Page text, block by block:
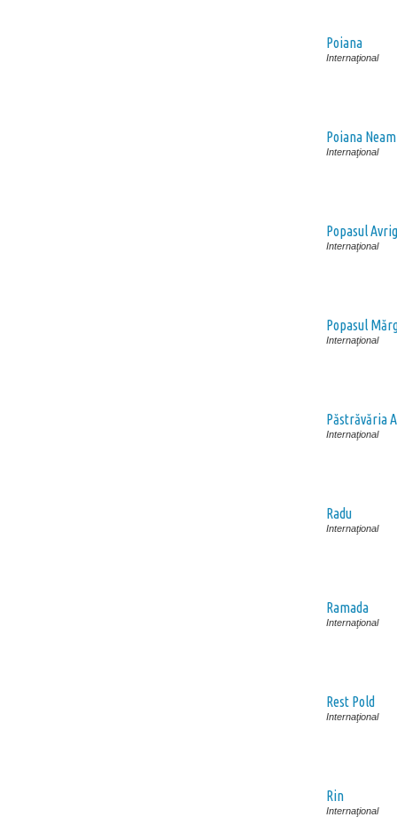
Poiana
Internaţional
Poiana
Internaţional
Popasul Avrig
Internaţional
Popasul
Internaţional
Păstrăvăria
Internaţional
Radu
Internaţional
Ramada
Internaţional
Rest Pold
Internaţional
Rin
Internaţional